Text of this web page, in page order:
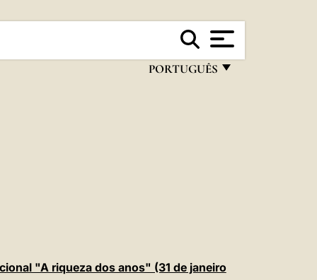
PORTUGUÊS
POLSKI
"A riqueza dos anos" (31 de janeiro